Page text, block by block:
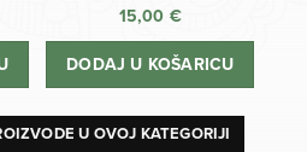
15,00 €
DODAJ U KOŠARICU
U OVOJ KATEGORIJI